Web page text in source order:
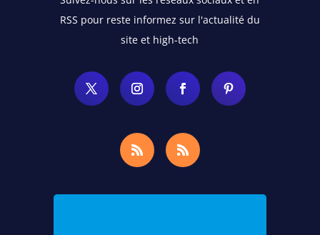
RSS pour reste informez sur l'actualité du
site et high-tech